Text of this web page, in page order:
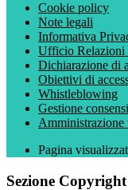
Cookie policy
Note legali
Informativa
Ufficio Relazioni
Dichiarazione di
Obiettivi di
Whistleblowing
Gestione
Amministrazione
Pagina
Sezione Copyright